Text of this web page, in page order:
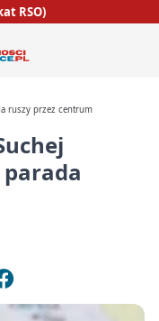
RSO)
ruszy przez centrum